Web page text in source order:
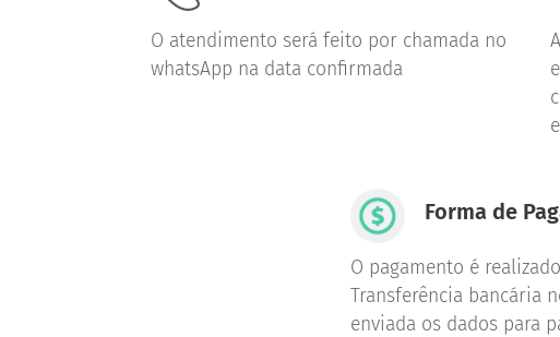
O atendimento será feito por chamada no
whatsApp na data confirmada
Forma de
O pagamento é
Transferência bancária
enviada os dados para